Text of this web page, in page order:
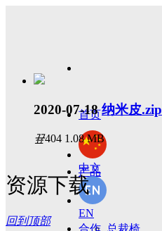
首页
产品
总裁椅
合作
中文
EN
2020-07-18 纳米皮.zip
끂404 1.08 MB
资源下载
回到顶部